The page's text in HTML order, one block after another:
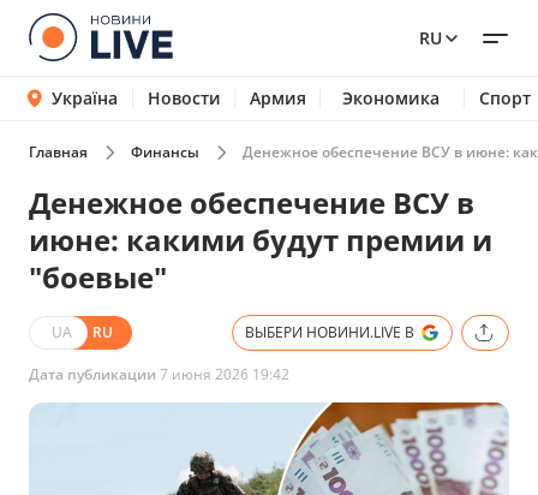
RU
Україна Новости Армия Экономика Спорт
Главная Финансы Денежное обеспечение ВСУ в июне:
Денежное обеспечение ВСУ в
июне: какими будут премии и
"боевые"
UA RU ВЫБЕРИ НОВИНИ.LIVE В
Дата публикации 7 июня 2026 19:42